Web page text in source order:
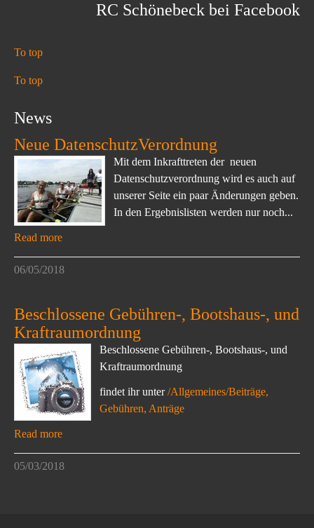
RC Schönebeck bei Facebook
To top
To top
News
Neue DatenschutzVerordnung
Mit dem Inkrafttreten der neuen
Datenschutzverordnung wird es auch auf
unserer Seite ein paar Änderungen geben.
In den Ergebnislisten werden nur noch...
Read more
06/05/2018
Beschlossene Gebühren-, Bootshaus-, und
Kraftraumordnung
Beschlossene Gebühren-, Bootshaus-, und
Kraftraumordnung
findet ihr unter/Allgemeines/Beiträge,
Gebühren, Anträge
Read more
05/03/2018